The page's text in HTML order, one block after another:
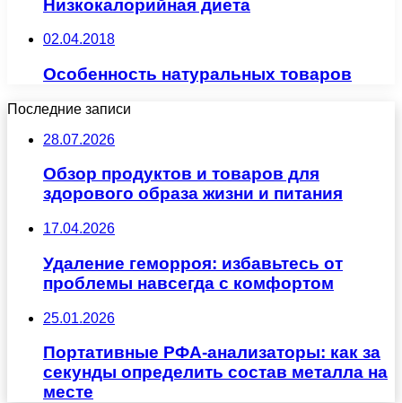
Низкокалорийная диета
02.04.2018
Особенность натуральных товаров
Последние записи
28.07.2026
Обзор продуктов и товаров для
здорового образа жизни и питания
17.04.2026
Удаление геморроя: избавьтесь от
проблемы навсегда с комфортом
25.01.2026
Портативные РФА-анализаторы: как за
секунды определить состав металла на
месте